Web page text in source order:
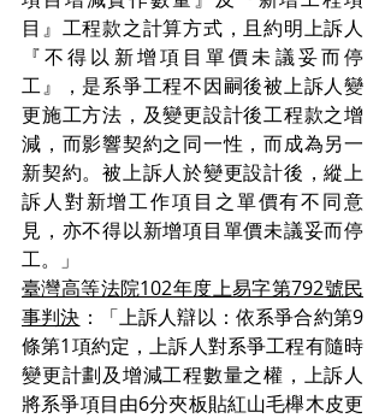
目』工程款之計算方式，且約明上訴人
『不得以新增項目單價未議妥而停
工』，是系爭工程不因嗣後被上訴人變
更施工方法，及變更設計後工程款之增
減，而影響契約之同一性，而成為另一
新契約。被上訴人於變更設計後，縱上
訴人對新增工作項目之單價有不同意
見，亦不得以新增項目單價未議妥而停
工。」
臺灣高等法院102年度上易字第792號民
事判決 ：「上訴人辯以：依系爭合約第9
條第1項約定，上訴人對系爭工程有隨時
變更計劃及增減工程數量之權，上訴人
將系爭項目由6分夾板貼紅山毛櫸木皮更